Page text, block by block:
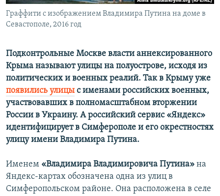
Граффити с изображением Владимира Путина на доме в
Севастополе, 2016 год
Подконтрольные Москве власти аннексированного
Крыма называют улицы на полуострове, исходя из
политических и военных реалий. Так в Крыму уже
появились улицы с именами российских военных,
участвовавших в полномасштабном вторжении
России в Украину. А российский сервис «Яндекс»
идентифицирует в Симферополе и его окрестностях
улицу имени Владимира Путина.
Именем «Владимира Владимировича Путина» на
Яндекс-картах обозначена одна из улиц в
Симферопольском районе. Она расположена в селе